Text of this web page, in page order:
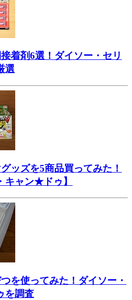
着剤6選！ダイソー・セリ
選
ッズを5商品買ってみた！
キャン★ドゥ】
を使ってみた！ダイソー・
を調査